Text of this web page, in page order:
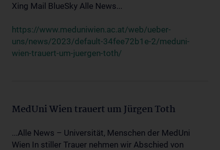
Xing Mail BlueSky Alle News...
https://www.meduniwien.ac.at/web/ueber-
uns/news/2023/default-34fee72b1e-2/meduni-
wien-trauert-um-juergen-toth/
MedUni Wien trauert um Jürgen Toth
...Alle News – Universität, Menschen der MedUni
Wien In stiller Trauer nehmen wir Abschied von